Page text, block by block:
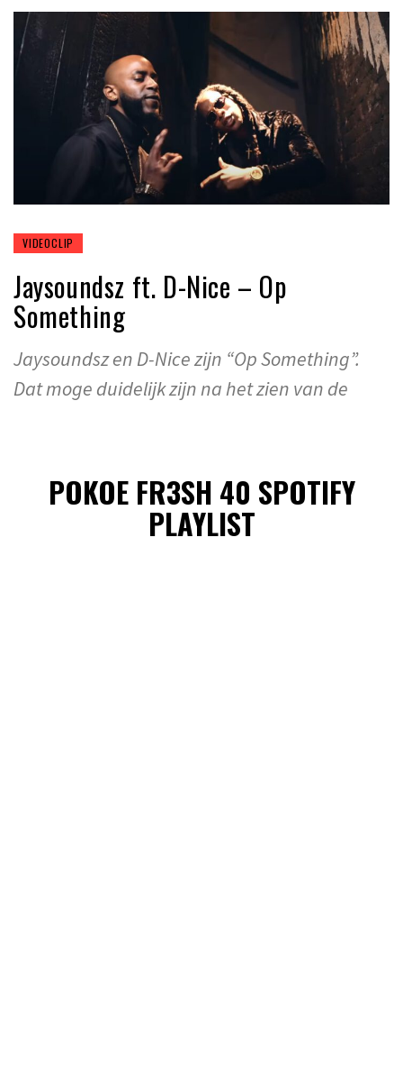
VIDEOCLIP
Jaysoundsz ft. D-Nice – Op
Something
Jaysoundsz en D-Nice zijn “Op Something”.
Dat moge duidelijk zijn na het zien van de
POKOE FR3SH 40 SPOTIFY
PLAYLIST